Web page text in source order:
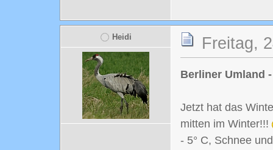
Heidi Freitag,
Berliner Umland -
Jetzt hat das
mitten im Winter!!!
- 5° C, Schnee